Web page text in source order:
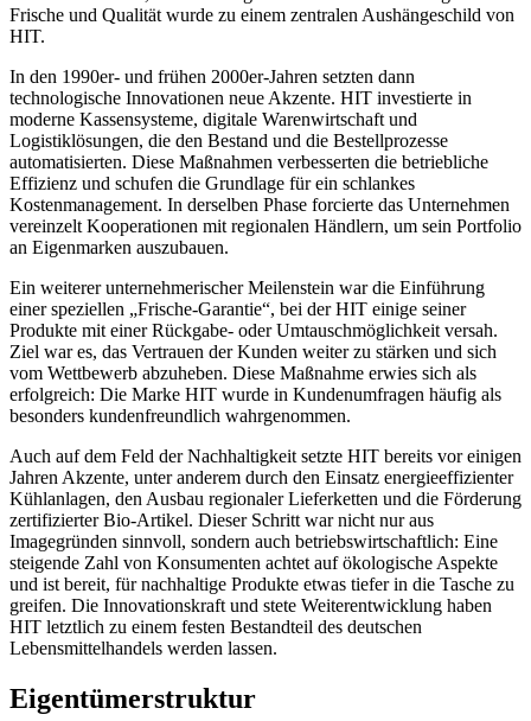
Frische und Qualität wurde zu einem zentralen Aushängeschild von
HIT.
In den 1990er- und frühen 2000er-Jahren setzten dann
technologische Innovationen neue Akzente. HIT investierte in
moderne Kassensysteme, digitale Warenwirtschaft und
Logistiklösungen, die den Bestand und die Bestellprozesse
automatisierten. Diese Maßnahmen verbesserten die betriebliche
Effizienz und schufen die Grundlage für ein schlankes
Kostenmanagement. In derselben Phase forcierte das Unternehmen
vereinzelt Kooperationen mit regionalen Händlern, um sein Portfolio
an Eigenmarken auszubauen.
Ein weiterer unternehmerischer Meilenstein war die Einführung
einer speziellen „Frische-Garantie“, bei der HIT einige seiner
Produkte mit einer Rückgabe- oder Umtauschmöglichkeit versah.
Ziel war es, das Vertrauen der Kunden weiter zu stärken und sich
vom Wettbewerb abzuheben. Diese Maßnahme erwies sich als
erfolgreich: Die Marke HIT wurde in Kundenumfragen häufig als
besonders kundenfreundlich wahrgenommen.
Auch auf dem Feld der Nachhaltigkeit setzte HIT bereits vor einigen
Jahren Akzente, unter anderem durch den Einsatz energieeffizienter
Kühlanlagen, den Ausbau regionaler Lieferketten und die Förderung
zertifizierter Bio-Artikel. Dieser Schritt war nicht nur aus
Imagegründen sinnvoll, sondern auch betriebswirtschaftlich: Eine
steigende Zahl von Konsumenten achtet auf ökologische Aspekte
und ist bereit, für nachhaltige Produkte etwas tiefer in die Tasche zu
greifen. Die Innovationskraft und stete Weiterentwicklung haben
HIT letztlich zu einem festen Bestandteil des deutschen
Lebensmittelhandels werden lassen.
Eigentümerstruktur